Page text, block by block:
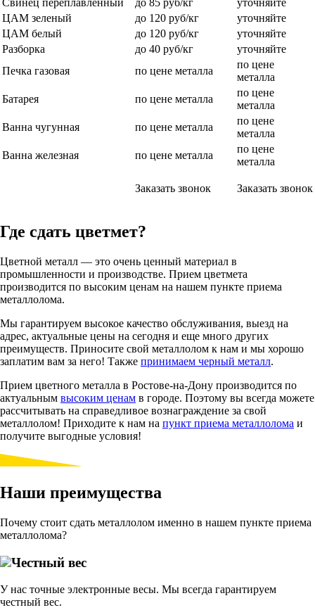
Свинец переплавленный до 85 руб/кг
уточняйте
ЦАМ зеленый
до 120 руб/кг
уточняйте
ЦАМ белый
до 120 руб/кг
уточняйте
Разборка
до 40 руб/кг
уточняйте
Печка газовая
по цене металла
по цене
металла
Батарея
по цене металла
по цене
металла
Ванна чугунная
по цене металла
по цене
металла
Ванна железная
по цене металла
по цене
металла
Заказать звонок Заказать звонок
Где сдать цветмет?
Цветной металл — это очень ценный материал в
промышленности и производстве. Прием цветмета
производится по высоким ценам на нашем пункте приема
металлолома.
Мы гарантируем высокое качество обслуживания, выезд на
адрес, актуальные цены на сегодня и еще много других
преимуществ. Приносите свой металлолом к нам и мы хорошо
заплатим вам за него! Также принимаем черный металл.
Прием цветного металла в Ростове-на-Дону производится по
актуальным высоким ценам в городе. Поэтому вы всегда можете
рассчитывать на справедливое вознаграждение за свой
металлолом! Приходите к нам на пункт приема металлолома и
получите выгодные условия!
Наши преимущества
Почему стоит сдать металлолом именно в нашем пункте приема
металлолома?
Честный вес
У нас точные электронные весы. Мы всегда гарантируем
честный вес.